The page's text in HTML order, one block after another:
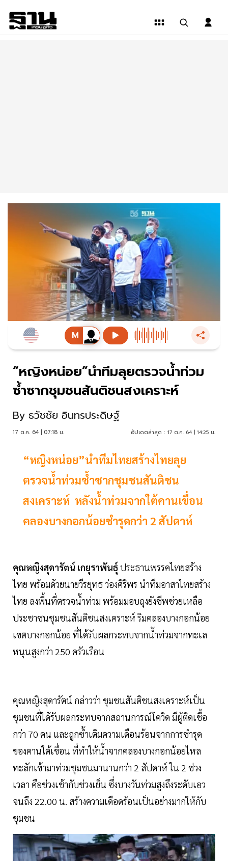
“หญิงหน่อย”นำทีมลุยตรวจน้ำท่วม
ซ้ำซากชุมชนสันติชนสงเคราะห์
By ธวัชชัย อินทรประดิษฐ์
17 ต.ค. 64 | 07:18 น. อัปเดตล่าสุด : 17 ต.ค. 64 | 14:25 น.
“หญิงหน่อย”นำทีมไทยสร้างไทยลุย
ตรวจน้ำท่วมซ้ำซากชุมชนสันติชน
สงเคราะห์ หลังน้ำท่วมจากใต้คานเขื่อน
คลองบางกอกน้อยชำรุดกว่า 2 สัปดาห์
คุณหญิงสุดารัตน์ เกยุราพันธุ์ประธานพรรคไทยสร้าง
ไทย พร้อมด้วยนายวีรยุทธ ว่องศิริพร นำทีมอาสาไทยสร้าง
ไทย ลงพื้นที่ตรวจน้ำท่วม พร้อมมอบถุงยังชีพช่วยเหลือ
ประชาชนชุมชนสันติชนสงเคราะห์ ริมคลองบางกอกน้อย
เขตบางกอกน้อย ที่ได้รับผลกระทบจากน้ำท่วมจากทะเล
หนุนสูงกว่า 250 ครัวเรือน
คุณหญิงสุดารัตน์ กล่าวว่า ชุมชนสันติชนสงเคราะห์เป็น
ชุมชนที่ได้รับผลกระทบจากสถานการณ์โควิด มีผู้ติดเชื้อ
กว่า 70 คน และถูกซ้ำเติมความเดือนร้อนจากการชำรุด
ของคานใต้เขื่อน ที่ทำให้น้ำจากคลองบางกอกน้อยไหล
ทะลักเข้ามาท่วมชุมชนมานานกว่า 2 สัปดาห์ ใน 2 ช่วง
เวลา คือช่วงเช้ากับช่วงเย็น ซึ่งบางวันท่วมสูงถึงระดับเอว
จนถึง 22.00 น. สร้างความเดือดร้อนเป็นอย่างมากให้กับ
ชุมชน